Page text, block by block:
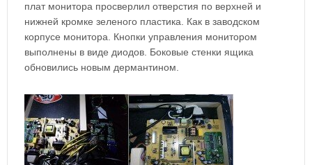
плат монитора просверлил отверстия по верхней и
нижней кромке зеленого пластика. Как в заводском
корпусе монитора. Кнопки управления монитором
выполнены в виде диодов. Боковые стенки ящика
обновились новым дермантином.